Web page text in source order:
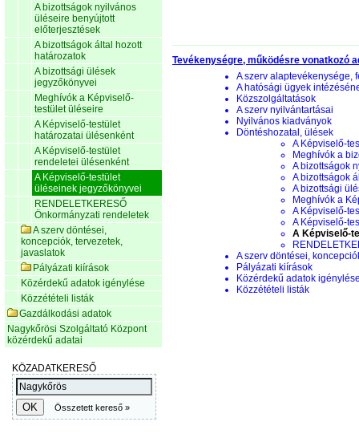
A bizottságok nyilvános
üléseire benyújtott
előterjesztések
A bizottságok által hozott
határozatok
A bizottsági ülések
jegyzőkönyvei
Meghívók a Képviselő-
testület üléseire
A Képviselő-testület
határozatai ülésenként
A Képviselő-testület
rendeletei ülésenként
A Képviselő-testület
üléseinek jegyzőkönyvei
RENDELETKERESŐ
Önkormányzati rendeletek
A szerv döntései,
koncepciók, tervezetek,
javaslatok
Pályázati kiírások
Közérdekű adatok igénylése
Közzétételi listák
Gazdálkodási adatok
Nagykőrösi Szolgáltató Központ
közérdekű adatai
Tevékenységre, működésre vonatkozó
A szerv alaptevékenysége,
A hatósági ügyek
Közszolgáltatások
A szerv nyilvántartásai
Nyilvános kiadványok
Döntéshozatal, ülések
A Képviselő-
Meghívók a
A bizottságok
A bizottságok
A bizottsági
Meghívók a
A Képviselő-
A Képviselő-
A Képviselő-
A szerv döntései,
Pályázati kiírások
Közérdekű adatok
Közzétételi listák